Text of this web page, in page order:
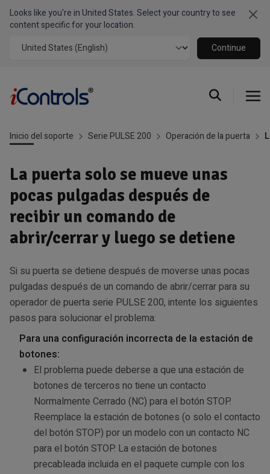
Looks like you're in United States. Select your country to see
content specific for your location.
Continue
Inicio del soporte Serie PULSE 200 Operación de la puerta
La puerta solo se mueve unas
pocas pulgadas después de
recibir un comando de
abrir/cerrar y luego se detiene
Si su puerta se detiene después de moverse unas pocas
pulgadas después de un comando de abrir/cerrar para su
operador de puerta serie PULSE 200, intente los siguientes
pasos para solucionar el problema:
Para una configuración incorrecta de la estación de
botones:
El problema puede deberse a que una estación de
botones de terceros no tiene un contacto
Normalmente Cerrado (NC) para el botón STOP.
Reemplace la estación de botones (o solo el contacto
del botón STOP) por un modelo con un contacto NC
para el botón STOP. La estación de botones
precableada incluida en el paquete cumple con los